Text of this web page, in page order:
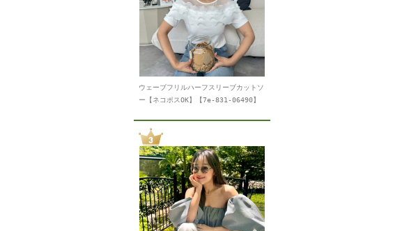
ウェーブフリルハーフスリーブカットソ
ー【ネコポスOK】【7e-831-06490】